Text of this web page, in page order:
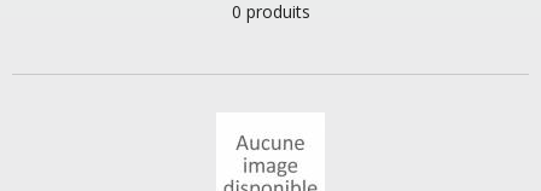
0 produits